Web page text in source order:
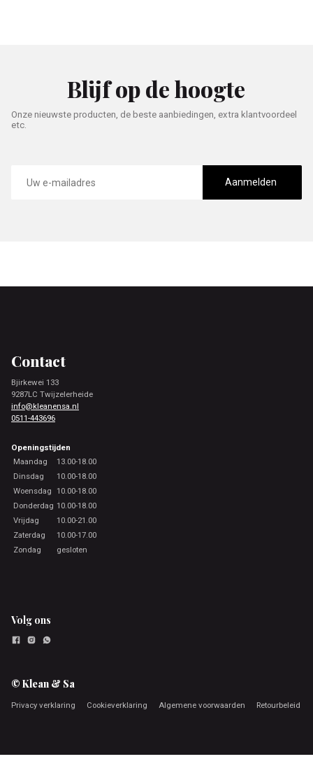
Blijf op de hoogte
Onze nieuwste producten, de beste aanbiedingen, extra klantvoordeel
etc.
mailadres
Aanmelden
Contact
Bjirkewei 133
9287LC Twijzelerheide
info@kleanensa.nl
0511-443696
Openingstijden
Maandag
13.00-18.00
Dinsdag
10.00-18.00
Woensdag 10.00-18.00
Donderdag 10.00-18.00
Vrijdag
10.00-21.00
Zaterdag
10.00-17.00
Zondag
gesloten
Volg ons
© Klean & Sa
Privacy verklaring Cookieverklaring Algemene voorwaarden Retourbeleid